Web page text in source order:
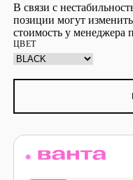
В связи с
позиции могут
стоимость у менеджера
ЦВЕТ